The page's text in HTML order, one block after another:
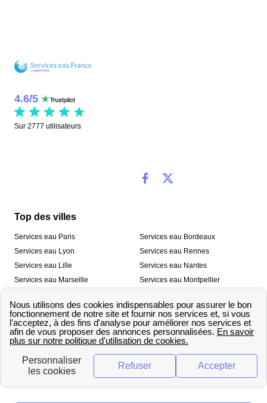
4.6/5
Sur 2777 utilisateurs
Top des villes
Services eau Paris
Services eau Lyon
Services eau Lille
Services eau Marseille
Services eau Toulon
Services eau Bordeaux
Services eau Rennes
Services eau Nantes
Services eau Montpellier
Services eau Strasbourg
Nos outils
🛁 Simulateur consommation eau
💧 Comparer les fournisseurs
d’eau